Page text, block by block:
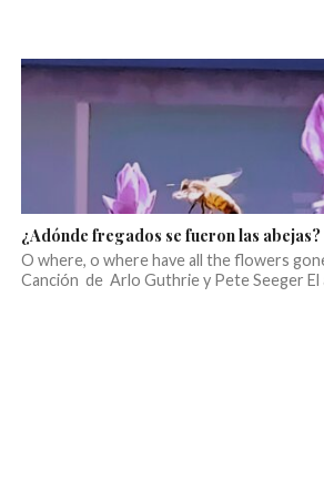
¿Adónde fregados se fueron las abejas?
O where, o where have all the flowers
Canción de Arlo Guthrie y Pete Seeger El